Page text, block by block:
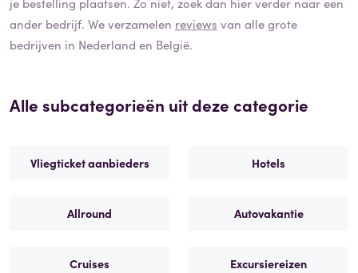
ander bedrijf. We verzamelen reviews van alle grote
bedrijven in Nederland en België.
Alle subcategorieën uit deze categorie
Vliegticket aanbieders Hotels
Allround Autovakantie
Cruises Excursiereizen